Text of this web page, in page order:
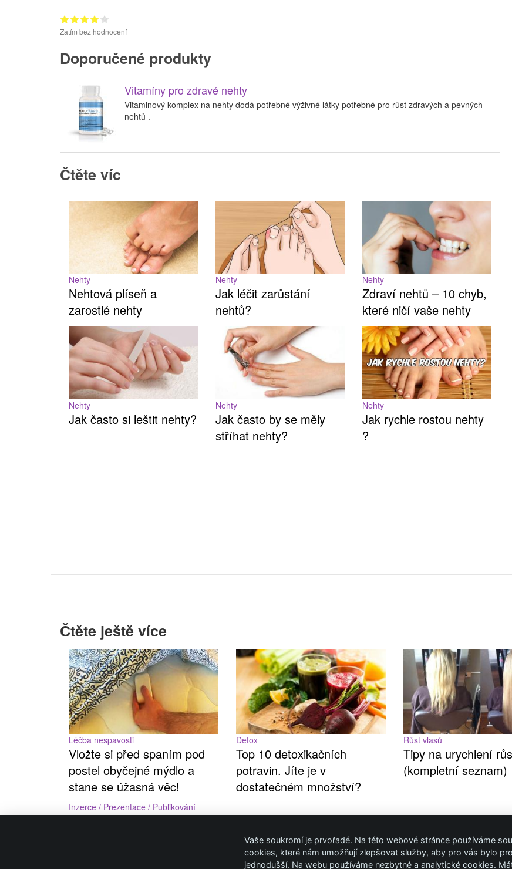
Zatím bez hodnocení
Doporučené produkty
Vitamíny pro zdravé nehty
Vitaminový komplex na nehty dodá potřebné výživné látky potřebné pro růst zdravých a pevných
nehtů .
Čtěte víc
Nehty
Nehtová plíseň a
zarostlé nehty
Nehty
Jak léčit zarůstání
nehtů?
Nehty
Zdraví nehtů – 10 chyb,
které ničí vaše nehty
Nehty
Jak často si leštit nehty?
Nehty
Jak často by se měly
stříhat nehty?
Nehty
Jak rychle rostou nehty
?
Čtěte ještě více
Léčba nespavosti
Vložte si před spaním pod
postel obyčejné mýdlo a
stane se úžasná věc!
Detox
Top 10 detoxikačních
potravin. Jíte je v
dostatečném množství?
Růst vlasů
Tipy na urychlení
(kompletní seznam)
Inzerce / Prezentace / Publikování
Vaše soukromí je prvořadé. Na této webové stránce používáme
cookies, které nám umožňují zlepšovat služby, aby pro vás bylo
jednodušší. Na webu používáme nezbytné a analytické cookies.